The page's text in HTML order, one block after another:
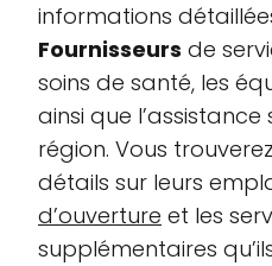
informations
Fournisseurs de
soins de santé, les
ainsi que
région. Vous
détails sur leurs
d’ouverture et les
supplémentaires